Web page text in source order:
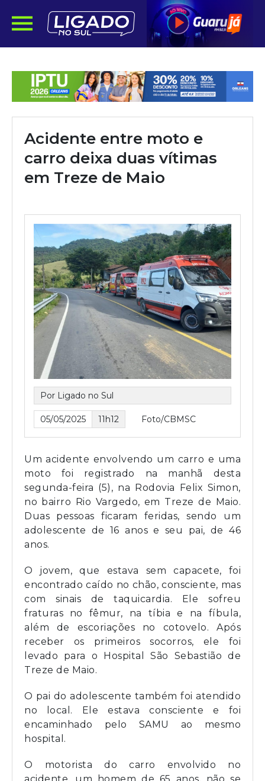
Acidente entre moto e
carro deixa duas vítimas
em Treze de Maio
Por Ligado no Sul
05/05/2025 11h12 Foto/CBMSC
Um acidente envolvendo um carro e uma
moto foi registrado na manhã desta
segunda-feira (5), na Rodovia Felix Simon,
no bairro Rio Vargedo, em Treze de Maio.
Duas pessoas ficaram feridas, sendo um
adolescente de 16 anos e seu pai, de 46
anos.
O jovem, que estava sem capacete, foi
encontrado caído no chão, consciente, mas
com sinais de taquicardia. Ele sofreu
fraturas no fêmur, na tíbia e na fíbula,
além de escoriações no cotovelo. Após
receber os primeiros socorros, ele foi
levado para o Hospital São Sebastião de
Treze de Maio.
O pai do adolescente também foi atendido
no local. Ele estava consciente e foi
encaminhado pelo SAMU ao mesmo
hospital.
O motorista do carro envolvido no